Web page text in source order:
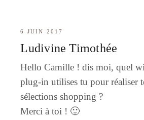
6 JUIN 2017
Ludivine Timothée
Hello Camille ! dis moi, quel
plug-in utilises tu pour réaliser
sélections shopping ?
Merci à toi ! 🙂